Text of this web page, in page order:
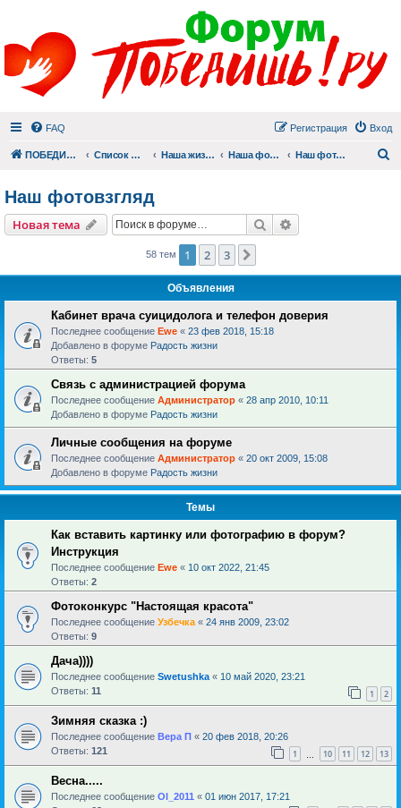
FAQ Вход
Регистрация
ПОБЕДИШЬ.РУ Список форумов Наша жизнь (не всё же о суициде!) Наша фотогалерея Наш фотовзгляд
Наш фотовзгляд
Новая тема Поиск
58 тем 1 2 3
Объявления
Кабинет врача суицидолога и телефон доверия
Последнее сообщение Ewe « 23 фев 2018, 15:18
Добавлено в форуме Радость жизни
Ответы: 5
Связь с администрацией форума
Последнее сообщение Администратор « 28 апр 2010, 10:11
Добавлено в форуме Радость жизни
Личные сообщения на форуме
Последнее сообщение Администратор « 20 окт 2009, 15:08
Добавлено в форуме Радость жизни
Темы
Как вставить картинку или фотографию в форум?
Инструкция
Последнее сообщение Ewe « 10 окт 2022, 21:45
Ответы: 2
Фотоконкурс "Настоящая красота"
Последнее сообщение Узбечка « 24 янв 2009, 23:02
Ответы: 9
Дача))))
Последнее сообщение Swetushka « 10 май 2020, 23:21
Ответы: 11 1 2
Зимняя сказка :)
Последнее сообщение Вера П « 20 фев 2018, 20:26
Ответы: 121 1 10 11 12 13
Весна.....
Последнее сообщение Ol_2011 « 01 июн 2017, 17:21